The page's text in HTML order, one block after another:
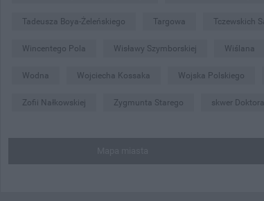
Tadeusza Boya-Żeleńskiego Targowa Tczewskich
Wincentego Pola Wisławy Szymborskiej Wiślana
Wodna Wojciecha Kossaka Wojska Polskiego
Zofii Nałkowskiej Zygmunta Starego skwer